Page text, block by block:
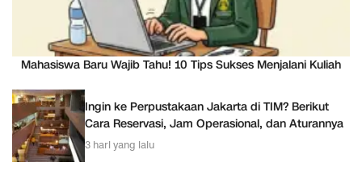
Mahasiswa Baru Wajib Tahu! 10 Tips Sukses Menjalani Kuliah
Ingin ke Perpustakaan Jakarta di TIM? Berikut
Cara Reservasi, Jam Operasional, dan Aturannya
3 hari yang lalu